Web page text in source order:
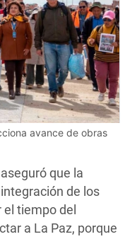
que la
de los
tiempo del
a La Paz, porque